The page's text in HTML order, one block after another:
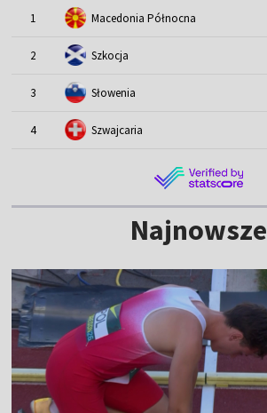
1 Macedonia Północna
2 Szkocja
3 Słowenia
4 Szwajcaria
Najnowsze